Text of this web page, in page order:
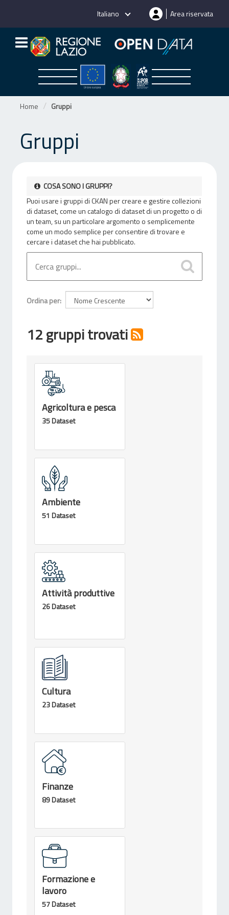
Italiano Area riservata
Home Gruppi
Gruppi
COSA SONO I GRUPPI?
Puoi usare i gruppi di CKAN per creare e gestire collezioni
di dataset, come un catalogo di dataset di un progetto o di
un team, su un particolare argomento o semplicemente
come un modo semplice per consentire di trovare e
cercare i dataset che hai pubblicato.
Ordina per
12 gruppi trovati
Agricoltura e pesca
35 Dataset
Ambiente
51 Dataset
Attività produttive
26 Dataset
Cultura
23 Dataset
Finanze
89 Dataset
Formazione e
lavoro
57 Dataset